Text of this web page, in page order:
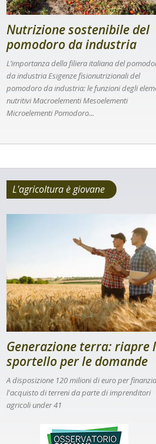
Nutrizione sostenibile del
pomodoro da industria
L’importanza della filiera italiana del
da industria Esigenze fisionutrizionali del
pomodoro da industria: le funzioni degli
nutritivi Macroelementi Mesoelementi
Microelementi Pomodoro...
L'agricoltura è giovane
Generazione terra: riapre
sportello per le domande
A disposizione 120 milioni di euro per
l'acquisto di terreni da parte di imprenditori
agricoli under 41